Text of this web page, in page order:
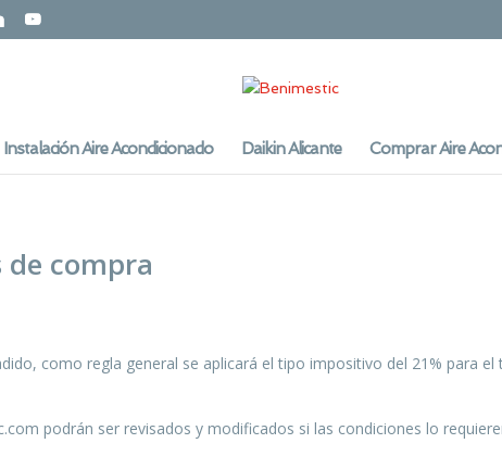
Instalación Aire Acondicionado Daikin Alicante Comprar Aire
de compra
como regla general se aplicará el tipo impositivo del 21% para
podrán ser revisados y modificados si las condiciones lo